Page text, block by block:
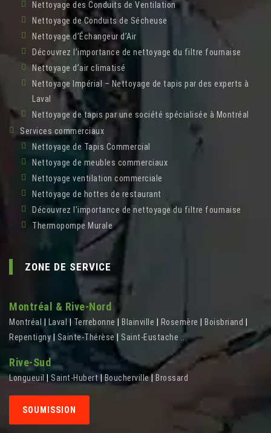
Nettoyage des Conduits de Ventilation
Nettoyage de Conduits de Sécheuse
Nettoyage d’Échangeur d’Air
Découvrez l’importance de nettoyage du filtre fournaise
Nettoyage d’air climatisé
Nettoyage Impérial – Nettoyage de tapis par des experts à
Laval
Nettoyage de tapis par une société spécialisée à Montréal
Services commerciaux
Nettoyage de Tapis Commercial
Nettoyage de meubles commerciaux
Nettoyage ventilation commerciale
Nettoyage de hottes de restaurant
Découvrez l’importance de nettoyage du filtre fournaise
Thermopompe Murale
ZONE DE SERVICE
Montréal & Rive-Nord
Montréal Laval|Terrebonne Blainville Rosemère Boisbriand
Repentigny| Sainte-Thérèse Saint-Eustache ...
Rive-Sud
Longueuil Saint-Hubert Boucherville| Brossard
SOUMISSION